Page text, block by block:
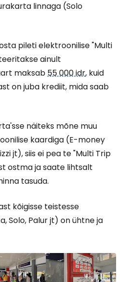
linnaga (Solo
pileti elektroonilise "Multi
ainult
maksab55 000 idr, kuid
on juba krediit, mida saab
näiteks mõne muu
kaardiga (E-money
jt), siis ei pea te "Multi Trip
ostma ja saate lihtsalt
tasuda.
kõigisse teistesse
Solo, Palur jt) on ühtne ja